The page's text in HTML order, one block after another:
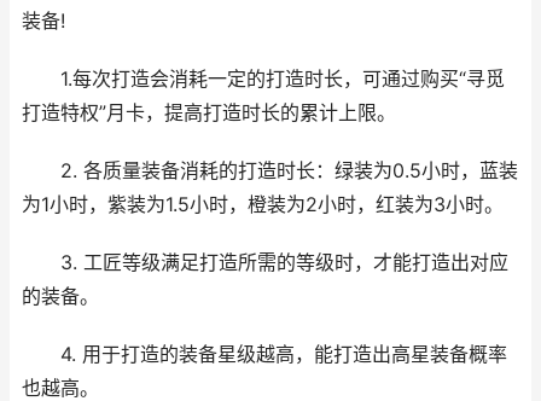
装备!
1.每次打造会消耗一定的打造时长，可通过购买“寻觅
打造特权”月卡，提高打造时长的累计上限。
2. 各质量装备消耗的打造时长：绿装为0.5小时，蓝装
为1小时，紫装为1.5小时，橙装为2小时，红装为3小时。
3. 工匠等级满足打造所需的等级时，才能打造出对应
的装备。
4. 用于打造的装备星级越高，能打造出高星装备概率
也越高。